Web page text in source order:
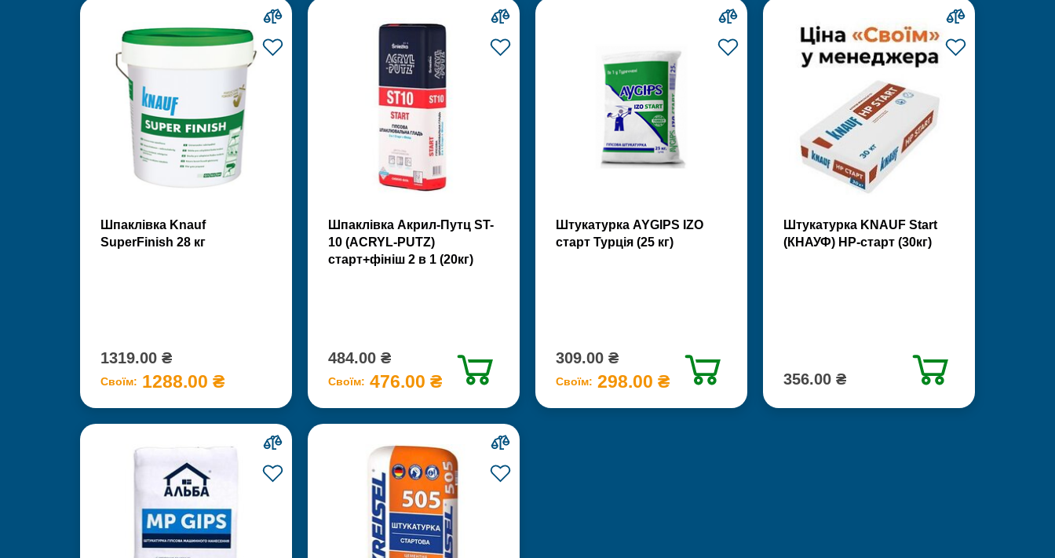
Шпаклівка Knauf
SuperFinish 28 кг
1319.00 ₴
Своїм: 1288.00 ₴
Шпаклівка Акрил-Путц ST-
10 (ACRYL-PUTZ)
старт+фініш 2 в 1 (20кг)
484.00 ₴
Своїм: 476.00 ₴
Штукатурка AYGIPS IZO
старт Турція (25 кг)
309.00 ₴
Своїм: 298.00 ₴
Штукатурка KNAUF Start
(КНАУФ) НР-старт (30кг)
356.00 ₴